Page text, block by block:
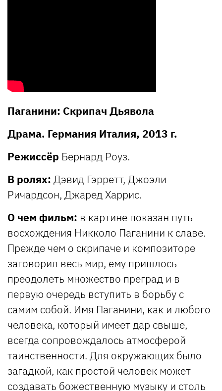
Паганини: Скрипач Дьявола
Драма. Германия Италия, 2013 г.
Режиссёр Бернард Роуз.
В ролях: Дэвид Гэрретт, Джоэли
Ричардсон, Джаред Харрис.
О чем фильм: в картине показан путь
восхождения Никколо Паганини к славе.
Прежде чем о скрипаче и композиторе
заговорил весь мир, ему пришлось
преодолеть множество преград и в
первую очередь вступить в борьбу с
самим собой. Имя Паганини, как и любого
человека, который имеет дар свыше,
всегда сопровождалось атмосферой
таинственности. Для окружающих было
загадкой, как простой человек может
создавать божественную музыку и столь